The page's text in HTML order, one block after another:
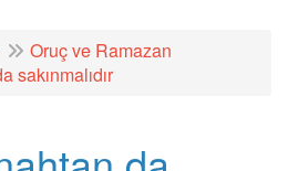
Oruç ve Ramazan
sakınmalıdır